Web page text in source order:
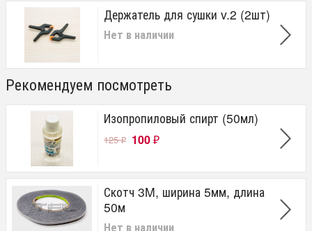
Держатель для сушки v.2 (2шт)
Нет в наличии
Рекомендуем посмотреть
Изопропиловый спирт (50мл)
125₽ 100 ₽
Скотч 3M, ширина 5мм, длина
50м
Нет в наличии